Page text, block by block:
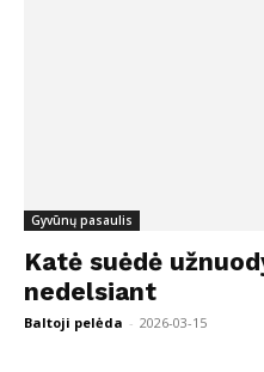
Gyvūnų pasaulis
Katė suėdė
nedelsiant
Baltoji pelėda - 2026-03-15